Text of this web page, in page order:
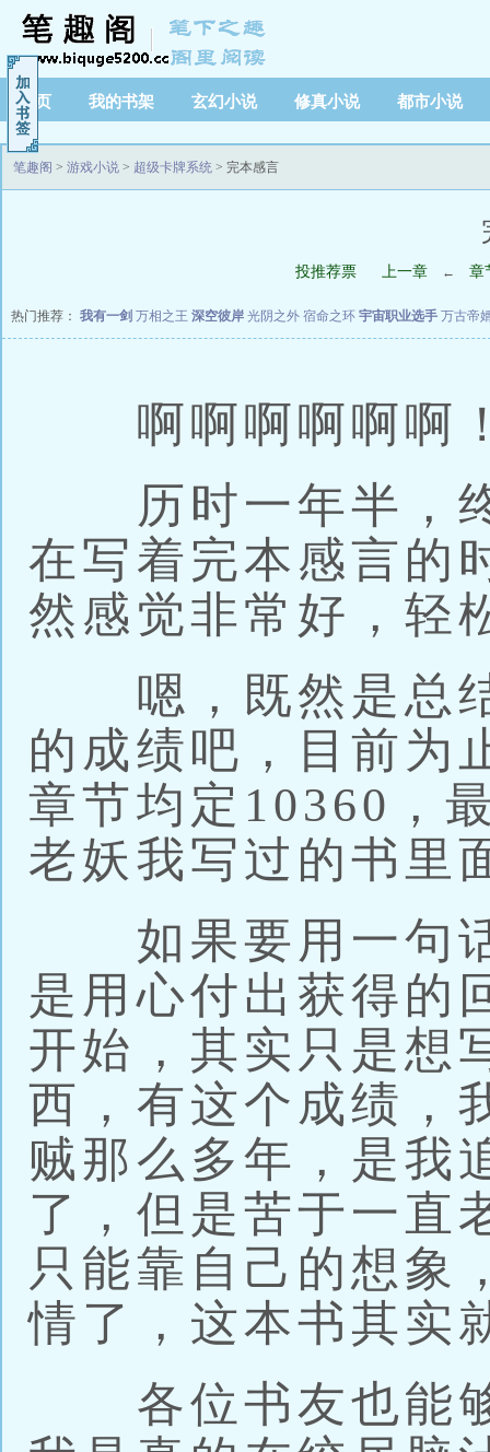
首页 我的书架 玄幻小说 修真小说 都市小说
笔趣阁 > 游戏小说 > 超级卡牌系统 > 完本感言
投推荐票 上一章 ← 章
热门推荐： 我有一剑 万相之王 深空彼岸 光阴之外 宿命之环 宇宙职业选手 万古帝
啊啊啊啊啊啊
历时一年半，终
在写着完本感言的
然感觉非常好，轻
嗯，既然是总结
的成绩吧，目前为
章节均定10360，
老妖我写过的书里
如果要用一句话
是用心付出获得的
开始，其实只是想
西，有这个成绩，
贼那么多年，是我
了，但是苦于一直
只能靠自己的想象
情了，这本书其实
各位书友也能够